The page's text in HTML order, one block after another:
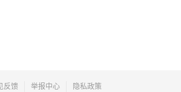
反馈 举报中心 隐私政策